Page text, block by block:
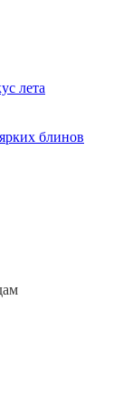
лета
блинов